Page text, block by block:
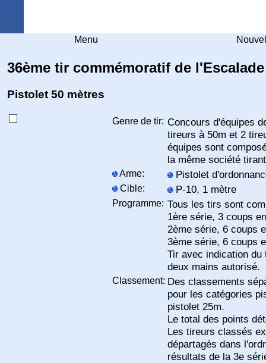
Menu
36ème tir commémoratif de l'Escalade
Pistolet 50 mètres
Genre de tir: Concours d'équipes
tireurs à 50m et 2
équipes sont
la même société
Arme: Pistolet
Cible: P-10, 1 mètre
Programme: Tous les tirs sont
1ère série, 3 coups
2ème série, 6 coups
3ème série, 6 coups
Tir avec indication du
deux mains autorisé.
Classement: Des classements
pour les catégories
pistolet 25m.
Le total des points
Les tireurs classés
départagés dans
résultats de la 3e